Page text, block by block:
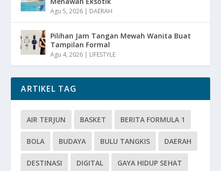
Agu 5, 2026 | DAERAH
Pilihan Jam Tangan Mewah Wanita Buat
Tampilan Formal
Agu 4, 2026 | LIFESTYLE
ARTIKEL TAG
AIR TERJUN BASKET BERITA FORMULA 1
BOLA BUDAYA BULU TANGKIS DAERAH
DESTINASI DIGITAL GAYA HIDUP SEHAT